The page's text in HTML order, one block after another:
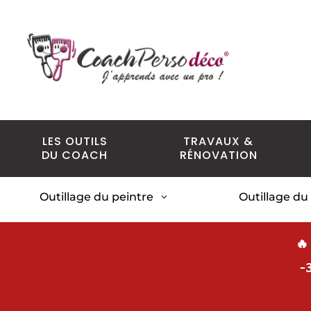
LES OUTILS
DU COACH
TRAVAUX &
RÉNOVATION
Outillage du peintre 3 Outillage
-